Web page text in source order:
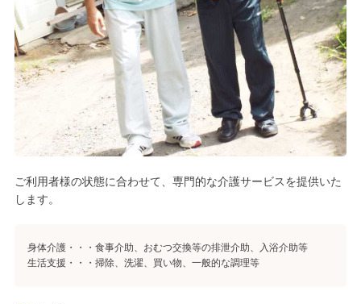
ご利用者様の状態に合わせて、専門的な介護サービスを提供いた
します。
身体介護・・・食事介助、おむつ交換等の排泄介助、入浴介助等
生活支援・・・掃除、洗濯、買い物、一般的な調理等